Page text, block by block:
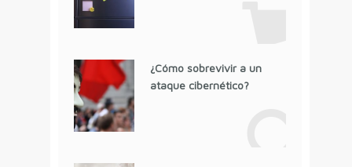
¿Cómo sobrevivir a un
ataque cibernético?